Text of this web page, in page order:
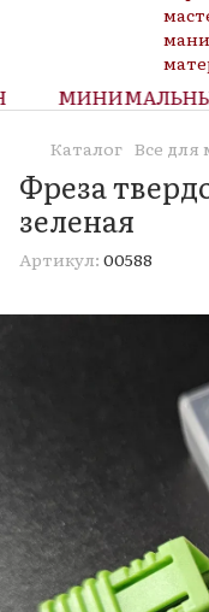
МИНИМАЛЬНЫЙ
Каталог Все
Фреза
зеленая
Артикул: 00588